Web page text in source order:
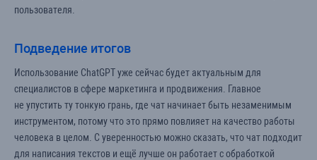
пользователя.
Подведение итогов
Использование ChatGPT уже сейчас будет актуальным для
специалистов в сфере маркетинга и продвижения. Главное
не упустить ту тонкую грань, где чат начинает быть незаменимым
инструментом, потому что это прямо повлияет на качество работы
человека в целом. С уверенностью можно сказать, что чат подходит
для написания текстов и ещё лучше он работает с обработкой